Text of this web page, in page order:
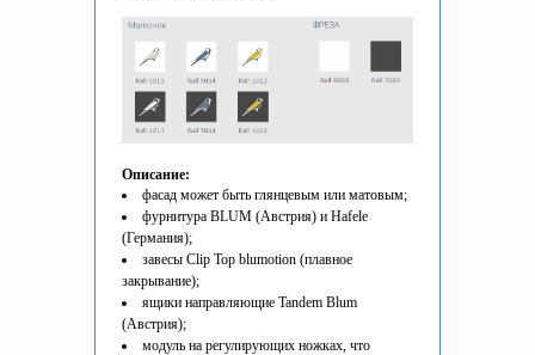
Описание:
фасад может быть глянцевым или матовым;
фурнитура BLUM (Австрия) и Hafele
(Германия);
завесы Clip Top blumotion (плавное
закрывание);
ящики направляющие Tandem Blum
(Австрия);
модуль на регулирующих ножках, что